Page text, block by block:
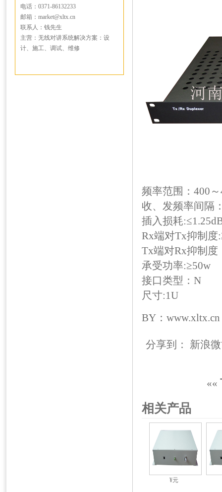
电话：0371-86132233
邮箱：market@xltx.cn
联系人：钱先生
主营：无线对讲系统解决方案：设
计、施工、调试、维修
频率范围：400
收、发频率间隔
插入损耗
Rx端对Tx抑制度
Tx端对Rx抑制度
承受功率:≥50w
接口类型：N
尺寸:1U
BY：www.xltx.cn
分享到： 新浪
««
相关产品
¥元